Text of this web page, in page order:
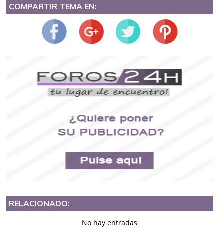
COMPARTIR TEMA EN:
RELACIONADO:
No hay entradas